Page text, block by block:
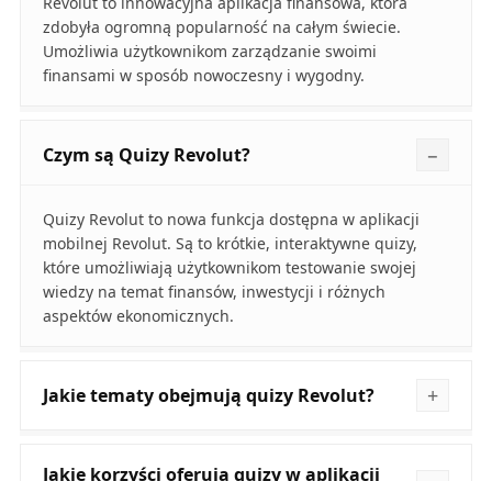
zdobyła ogromną popularność na całym świecie.
Umożliwia użytkownikom zarządzanie swoimi
finansami w sposób nowoczesny i wygodny.
Czym są Quizy Revolut?
Quizy Revolut to nowa funkcja dostępna w aplikacji
mobilnej Revolut. Są to krótkie, interaktywne quizy,
które umożliwiają użytkownikom testowanie swojej
wiedzy na temat finansów, inwestycji i różnych
aspektów ekonomicznych.
Jakie tematy obejmują quizy Revolut?
Jakie korzyści oferują quizy w aplikacji